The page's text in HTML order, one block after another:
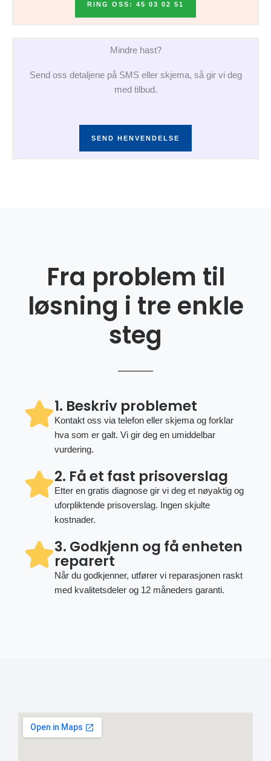
RING OSS: 45 03 02 51
Mindre hast?
Send oss detaljene på SMS eller skjema, så gir vi deg
med tilbud.
SEND HENVENDELSE
Fra problem til
løsning i tre enkle
steg
1. Beskriv problemet
Kontakt oss via telefon eller skjema og forklar
hva som er galt. Vi gir deg en umiddelbar
vurdering.
2. Få et fast prisoverslag
Etter en gratis diagnose gir vi deg et nøyaktig og
uforpliktende prisoverslag. Ingen skjulte
kostnader.
3. Godkjenn og få enheten
reparert
Når du godkjenner, utfører vi reparasjonen raskt
med kvalitetsdeler og 12 måneders garanti.